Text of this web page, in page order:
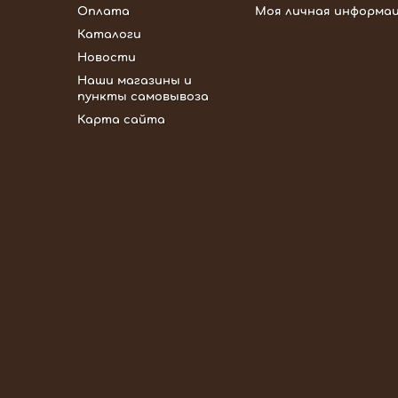
Оплата
Каталоги
Новости
Наши магазины и
пункты самовывоза
Карта сайта
Моя личная